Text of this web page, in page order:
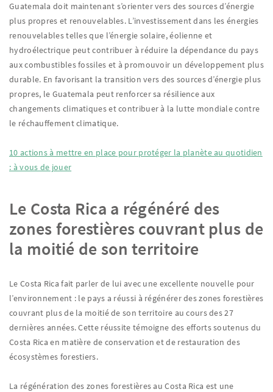
Guatemala doit maintenant s’orienter vers des sources d’énergie
plus propres et renouvelables. L’investissement dans les énergies
renouvelables telles que l’énergie solaire, éolienne et
hydroélectrique peut contribuer à réduire la dépendance du pays
aux combustibles fossiles et à promouvoir un développement plus
durable. En favorisant la transition vers des sources d’énergie plus
propres, le Guatemala peut renforcer sa résilience aux
changements climatiques et contribuer à la lutte mondiale contre
le réchauffement climatique.
10 actions à mettre en place pour protéger la planète au quotidien
: à vous de jouer
Le Costa Rica a régénéré des
zones forestières couvrant plus de
la moitié de son territoire
Le Costa Rica fait parler de lui avec une excellente nouvelle pour
l’environnement : le pays a réussi à régénérer des zones forestières
couvrant plus de la moitié de son territoire au cours des 27
dernières années. Cette réussite témoigne des efforts soutenus du
Costa Rica en matière de conservation et de restauration des
écosystèmes forestiers.
La régénération des zones forestières au Costa Rica est une